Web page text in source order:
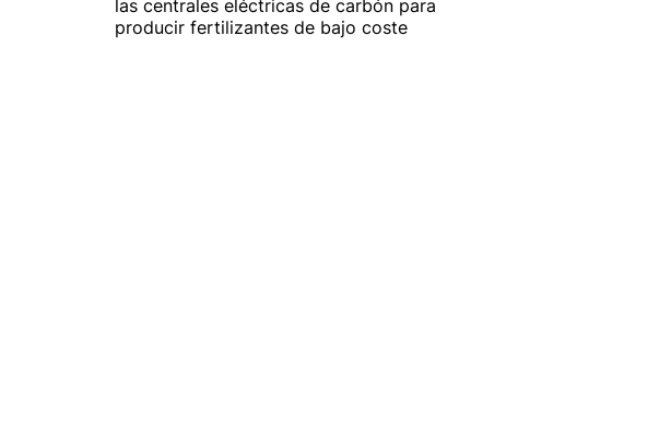
las centrales eléctricas de carbón para
producir fertilizantes de bajo coste